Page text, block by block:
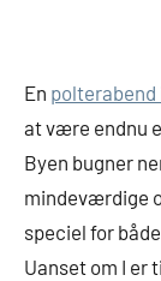
En polterabend
at være endnu
Byen bugner
mindeværdige
speciel for
Uanset om I er